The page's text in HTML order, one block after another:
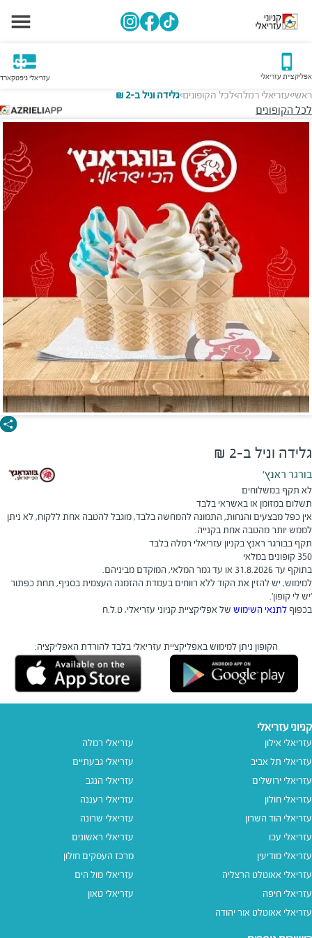
אפליקציית עזריאלי עזריאלי גיפטקארד
ראשי>עזריאלי רמלה>לכל הקופונים>גלידה וניל ב-2 ₪
לכל הקופונים
גלידה וניל ב-2 ₪
בורגר ראנץ'
לא תקף במשלוחים
תשלום במזומן או באשראי בלבד
אין כפל מבצעים והנחות, התמונה להמחשה בלבד, מוגבל להטבה אחת ללקוח, לא ניתן
לממש יותר מהטבה אחת בקנייה.
תקף בבורגר ראנץ בקניון עזריאלי רמלה בלבד
350 קופונים במלאי
בתוקף עד 31.8.2026 או עד גמר המלאי, המוקדם מביניהם.
​למימוש, יש להזין את הקוד ללא רווחים בעמדת ההזמנה העצמית בסניף, תחת כפתור
'יש לי קופון'.
בכפוף לתנאי השימוש של אפליקציית קניוני עזריאלי, ט.ל.ח
הקופון ניתן למימוש באפליקציית עזריאלי בלבד להורדת האפליקציה:
קניוני עזריאלי
עזריאלי אילון
עזריאלי תל אביב
עזריאלי ירושלים
עזריאלי חולון
עזריאלי הוד השרון
עזריאלי עכו
עזריאלי מודיעין
עזריאלי אאוטלט הרצליה
עזריאלי חיפה
עזריאלי אאוטלט אור יהודה
עזריאלי רמלה
עזריאלי גבעתיים
עזריאלי הנגב
עזריאלי רעננה
עזריאלי שרונה
עזריאלי ראשונים
מרכז העסקים חולון
עזריאלי מול הים
עזריאלי טאון